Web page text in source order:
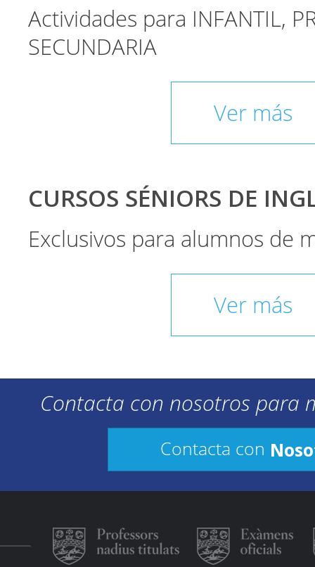
Actividades para INFANTIL,
SECUNDARIA
Ver más
CURSOS SÉNIORS DE
Exclusivos para alumnos de
Ver más
Contacta con nosotros para
Contacta con